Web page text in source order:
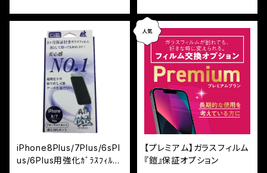
iPhone8Plus/7Plus/6sPl
us/6Plus用強化ｶﾞﾗｽﾌｨﾙﾑ
【プレミアム】ガラスフィルム
『鎧』保証オプション